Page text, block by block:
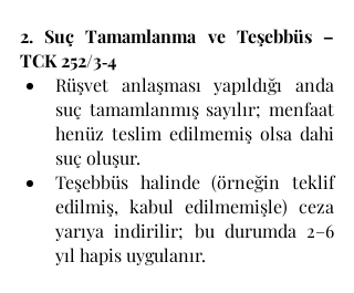
2. Suç Tamamlanma ve Teşebbüs –
TCK 252/3‑4
Rüşvet anlaşması yapıldığı anda
suç tamamlanmış sayılır; menfaat
henüz teslim edilmemiş olsa dahi
suç oluşur.
Teşebbüs halinde (örneğin teklif
edilmiş, kabul edilmemişle) ceza
yarıya indirilir; bu durumda 2–6
yıl hapis uygulanır.